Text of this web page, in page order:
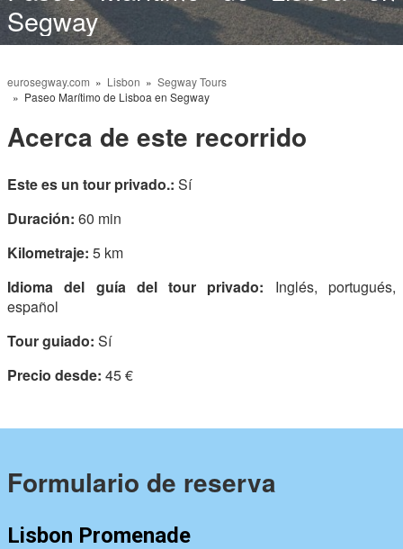
Segway
eurosegway.com » Lisbon » Segway Tours
» Paseo Marítimo de Lisboa en Segway
Acerca de este recorrido
Este es un tour privado.: Sí
Duración: 60 min
Kilometraje: 5 km
Idioma del guía del tour privado: Inglés, portugués,
español
Tour guiado: Sí
Precio desde: 45 €
Formulario de reserva
Lisbon Promenade